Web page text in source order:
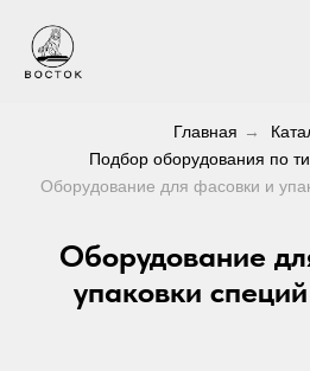
Главная →
Подбор оборудования по
Оборудование для фасовки и
Оборудование
упаковки